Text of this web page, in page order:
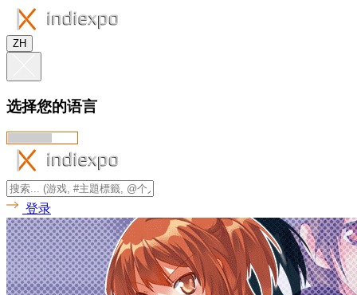
ZH
选择您的语言
登录